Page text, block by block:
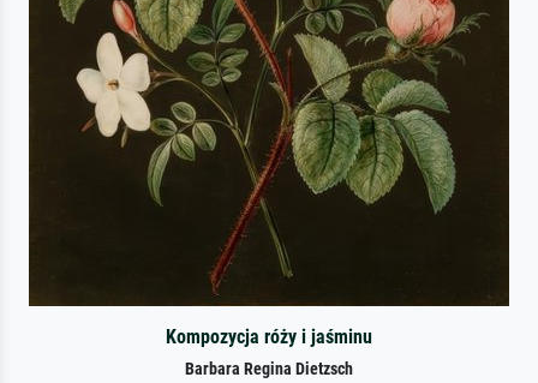
Kompozycja róży i jaśminu
Barbara Regina Dietzsch